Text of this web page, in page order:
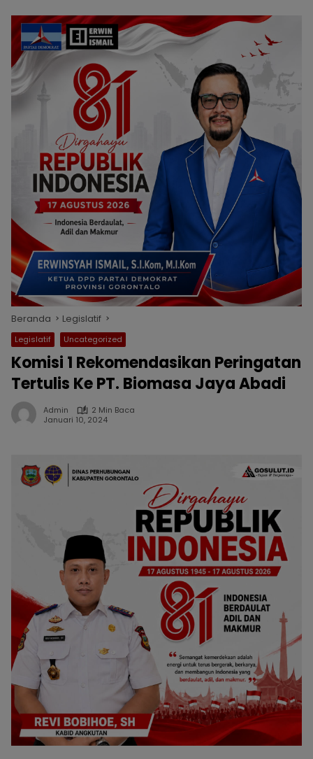
Beranda Legislatif
Legislatif Uncategorized
Komisi 1 Rekomendasikan Peringatan
Tertulis Ke PT. Biomasa Jaya Abadi
Admin
2 Min Baca
Januari 10, 2024